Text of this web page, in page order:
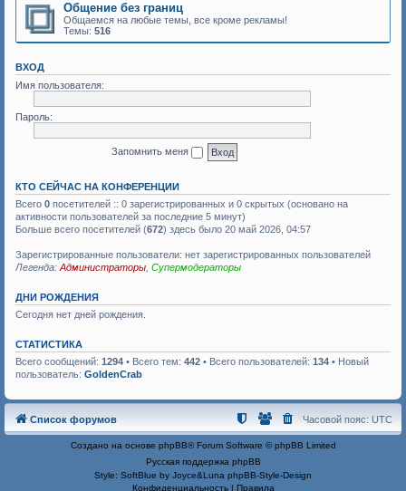
Общение без границ
Общаемся на любые темы, все кроме рекламы!
Темы: 516
ВХОД
Имя пользователя:
Пароль:
Запомнить меня
КТО СЕЙЧАС НА КОНФЕРЕНЦИИ
Всего 0 посетителей :: 0 зарегистрированных и 0 скрытых (основано на
активности пользователей за последние 5 минут)
Больше всего посетителей (672) здесь было 20 май 2026, 04:57
Зарегистрированные пользователи: нет зарегистрированных пользователей
Легенда: Администраторы Супермодераторы
ДНИ РОЖДЕНИЯ
Сегодня нет дней рождения.
СТАТИСТИКА
Всего сообщений: 1294 • Всего тем: 442 • Всего пользователей: 134 • Новый
пользователь: GoldenCrab
Список форумов Часовой пояс: UTC
Создано на основе phpBB® Forum Software © phpBB Limited
Русская поддержка phpBB
Style: SoftBlue by Joyce&Luna phpBB-Style-Design
Конфиденциальность| Правила